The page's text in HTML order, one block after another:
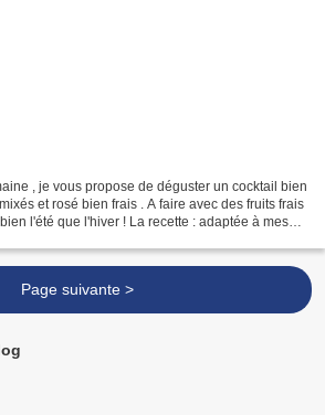
, je vous propose de déguster un cocktail bien
et rosé bien frais . A faire avec des fruits frais
l'été que l'hiver ! La recette : adaptée à mes
Page suivante >